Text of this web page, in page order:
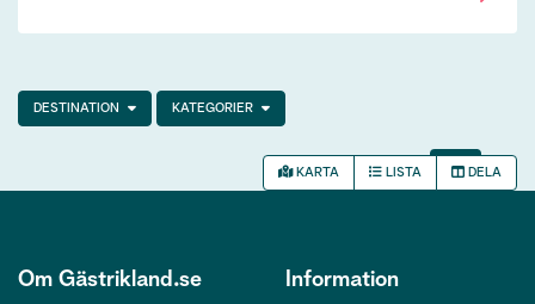
DESTINATION KATEGORIER
KARTA LISTA DELA
Om Gästrikland.se Information